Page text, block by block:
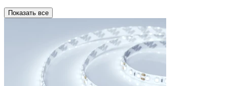
Показать все